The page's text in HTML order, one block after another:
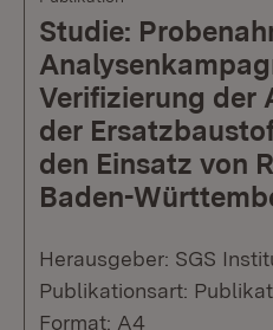
Studie:
Verifizierung der
der
den Einsatz von
Baden-
Herausgeber: SGS
Publikationsart:
Format: A4